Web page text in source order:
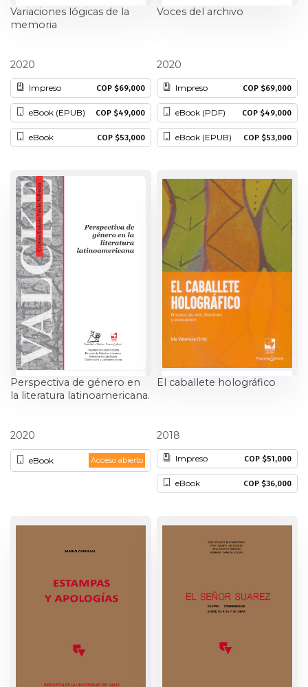
Patrimonio
Periodismo
Política y gobierno
Posconflicto
Violencia
Variaciones lógicas de la
memoria
2020
Impreso COP $69,000
eBook (EPUB) COP $49,000
eBook COP $53,000
Voces del archivo
2020
eBook (PDF) COP $49,000
eBook (EPUB) COP $53,000
Impreso COP $69,000
Perspectiva de género en
la literatura latinoamericana.
Valbuena
2020
eBook Acceso abierto
El caballete holográfico
2018
Impreso COP $51,000
eBook COP $36,000